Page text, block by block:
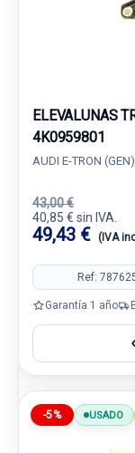
ELEVALUNAS
4K0959801
AUDI E-TRON
43,00 €
40,85 € sin IVA.
49,43 € (IVA
Ref:
Garantía 1 año
-5% USADO